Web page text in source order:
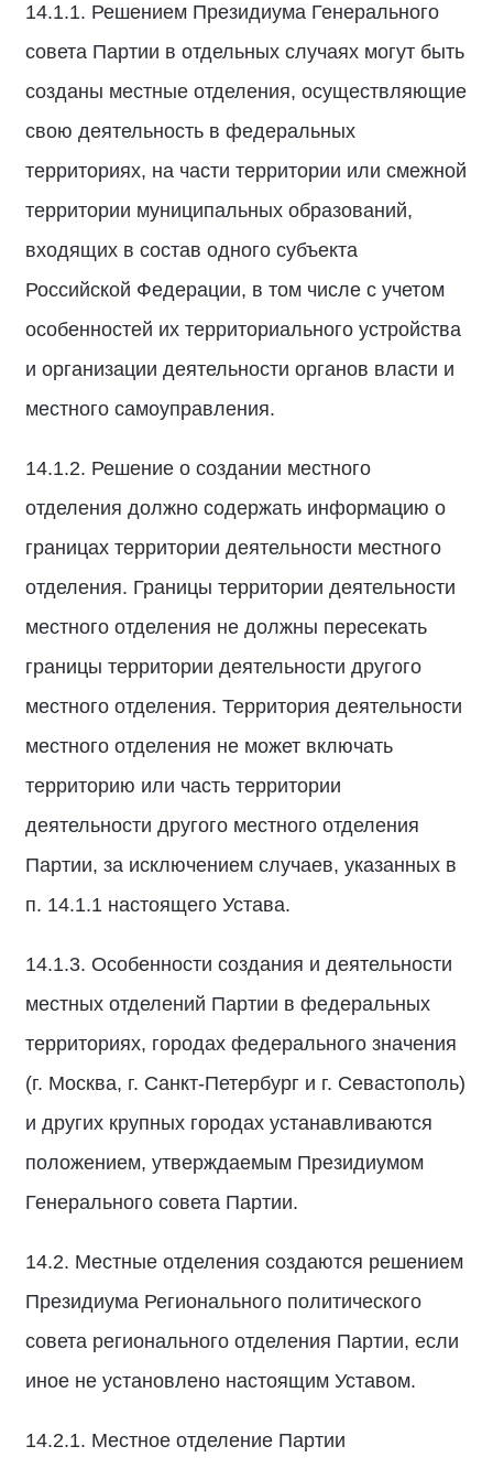
14.1.1. Решением Президиума Генерального
совета Партии в отдельных случаях могут быть
созданы местные отделения, осуществляющие
свою деятельность в федеральных
территориях, на части территории или смежной
территории муниципальных образований,
входящих в состав одного субъекта
Российской Федерации, в том числе с учетом
особенностей их территориального устройства
и организации деятельности органов власти и
местного самоуправления.
14.1.2. Решение о создании местного
отделения должно содержать информацию о
границах территории деятельности местного
отделения. Границы территории деятельности
местного отделения не должны пересекать
границы территории деятельности другого
местного отделения. Территория деятельности
местного отделения не может включать
территорию или часть территории
деятельности другого местного отделения
Партии, за исключением случаев, указанных в
п. 14.1.1 настоящего Устава.
14.1.3. Особенности создания и деятельности
местных отделений Партии в федеральных
территориях, городах федерального значения
(г. Москва, г. Санкт-Петербург и г. Севастополь)
и других крупных городах устанавливаются
положением, утверждаемым Президиумом
Генерального совета Партии.
14.2. Местные отделения создаются решением
Президиума Регионального политического
совета регионального отделения Партии, если
иное не установлено настоящим Уставом.
14.2.1. Местное отделение Партии